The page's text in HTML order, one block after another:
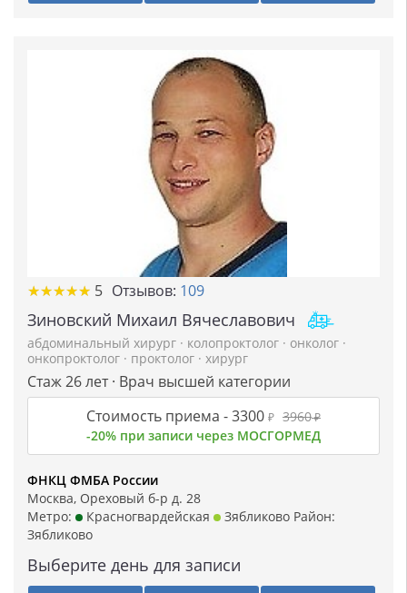
★★★★★
★★★★★ 5 Отзывов: 109
Зиновский Михаил Вячеславович
абдоминальный хирург · колопроктолог · онколог ·
онкопроктолог · проктолог · хирург
Стаж 26 лет · Врач высшей категории
Стоимость приема -3300 ₽ 3960₽
-20% при записи через МОСГОРМЕД
ФНКЦ ФМБА России
Москва, Ореховый б-р д. 28
Метро:
Красногвардейская Зябликово Район:
Зябликово
Выберите день для записи